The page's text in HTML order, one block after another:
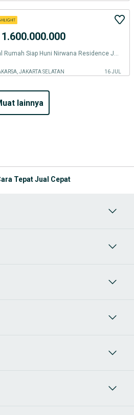
1.600.000.000
JAKARTA SELATAN 16 JUL
muat lainnya
Tepat Jual Cepat